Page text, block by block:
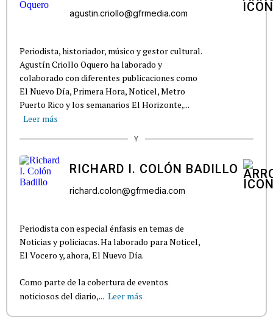
agustin.criollo@gfrmedia.com
Periodista, historiador, músico y gestor cultural.
Agustín Criollo Oquero ha laborado y
colaborado con diferentes publicaciones como
El Nuevo Día, Primera Hora, Noticel, Metro
Puerto Rico y los semanarios El Horizonte,...
Leer más
Y
RICHARD I. COLÓN BADILLO
richard.colon@gfrmedia.com
Periodista con especial énfasis en temas de
Noticias y policiacas. Ha laborado para Noticel,
El Vocero y, ahora, El Nuevo Día.
Como parte de la cobertura de eventos
noticiosos del diario,... Leer más